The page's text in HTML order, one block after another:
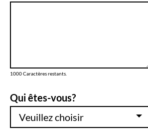
1000Caractères restants.
Qui êtes-vous?
Veuillez choisir